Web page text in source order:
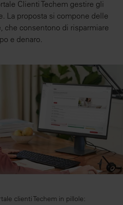
Clienti Techem gestire gli
La proposta si compone delle
che consentono di risparmiare
e denaro.
clienti Techem in pillole: